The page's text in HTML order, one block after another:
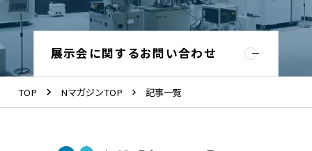
展示会に関するお問い合わせ
TOP NマガジンTOP 記事一覧